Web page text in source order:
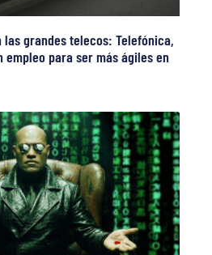
las grandes telecos: Telefónica,
empleo para ser más ágiles en